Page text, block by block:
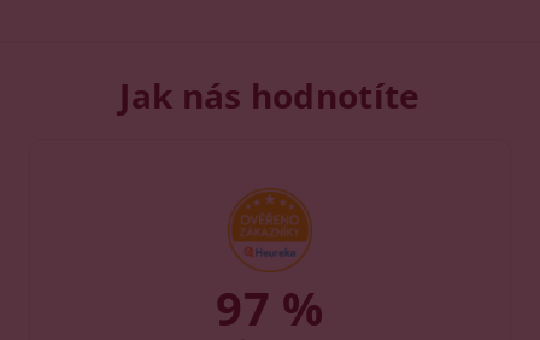
Jak nás hodnotíte
97 %